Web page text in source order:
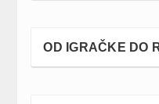
OD IGRAČKE DO